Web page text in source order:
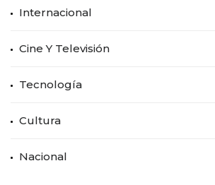
Internacional
Cine Y Televisión
Tecnología
Cultura
Nacional